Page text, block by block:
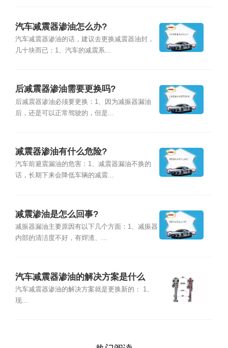
汽车减震器渗油怎么办?
汽车减震器渗油的话，建议去更换减震器油封，
几十块而已：1、汽车的减震系...
后减震器渗油需要更换吗?
后减震器渗油必须要更换：1、因为减振器漏油
后，还是可以正常驾驶的，但是...
减震器渗油有什么危险?
汽车前避震漏油的危害：1、减震器漏油不换的
话，长期下来会降低车辆的减震...
减震渗油是怎么回事?
减振器漏油主要原因有以下几个方面：1、减振器
内部的清洁度不好，有焊渣、...
汽车减震器渗油的解决方案是什么
汽车减震器渗油的解决方案就是更换新的： 1、
现...